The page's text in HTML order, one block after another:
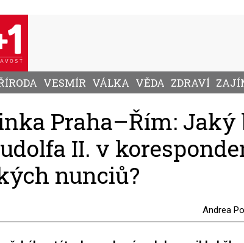
VESMÍR VÁLKA VĚDA ZDRAVÍ
Praha–Řím: Jaký
II. v
nunciů?
Andrea